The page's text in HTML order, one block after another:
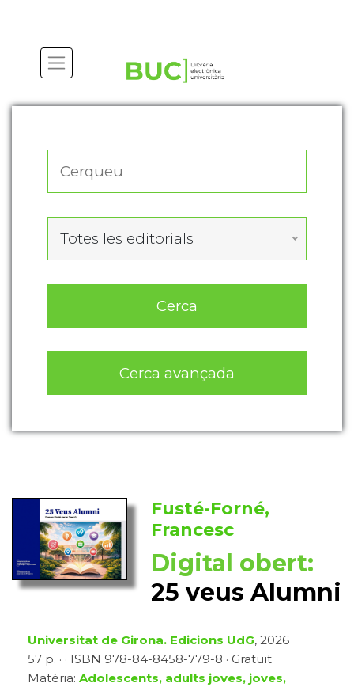
Totes les editorials
Cerca
Cerca avançada
Fusté-Forné,
Francesc
Digital obert:
25 veus Alumni
Universitat de Girona. Edicions UdG, 2026
57 p. · · ISBN 978-84-8458-779-8 · Gratuït
Matèria: Adolescents, adults joves, joves,